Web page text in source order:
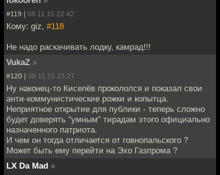
#119 | 08.11.15 22:42
Кому: giz, #118
Не надо раскачивать лодку, камрад!!!
VukaZ »
#120 | 08.11.15 23:27
Ну наконец-то Киселёв прокололся и показал свои
анти-коммунистические рожки и копытца.
Неприятное открытие для публики - теперь сложно
будет доверять "умным" тирадам этого официально
назначенного патриота.
И чем он тогда отличается от говнопальского ?
Может быть ему перейти на Эхо Газпрома ?
LX Da Mad »